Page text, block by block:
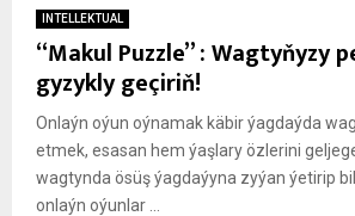
INTELLEKTUAL
“Makul Puzzle” : Wagtyňyzy
gyzykly geçiriň!
Onlaýn oýun oýnamak käbir ýagdaýda
etmek, esasan hem ýaşlary özlerini
wagtynda ösüş ýagdaýyna zyýan ýetirip
onlaýn oýunlar ...